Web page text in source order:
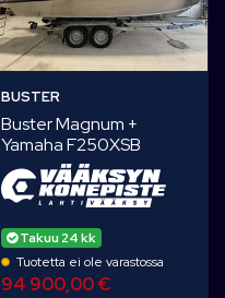
BUSTER
Buster Magnum +
Yamaha F250XSB
Takuu 24 kk
Tuotetta ei ole varastossa
94 900,00 €